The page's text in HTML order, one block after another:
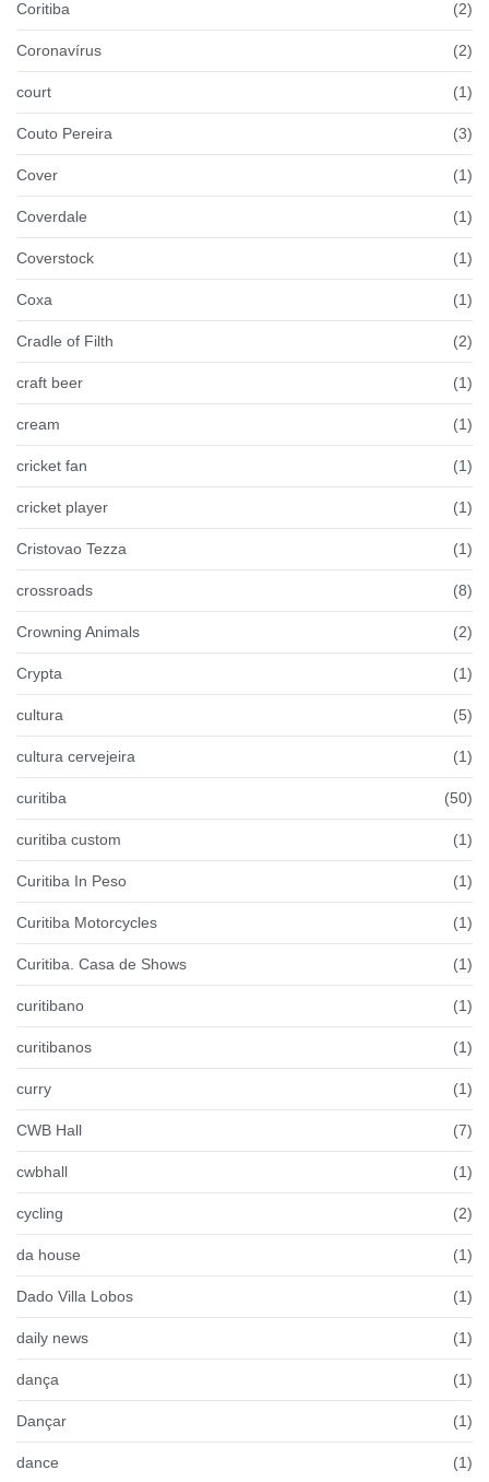
Coritiba (2)
Coronavírus (2)
court (1)
Couto Pereira (3)
Cover (1)
Coverdale (1)
Coverstock (1)
Coxa (1)
Cradle of Filth (2)
craft beer (1)
cream (1)
cricket fan (1)
cricket player (1)
Cristovao Tezza (1)
crossroads (8)
Crowning Animals (2)
Crypta (1)
cultura (5)
cultura cervejeira (1)
curitiba (50)
curitiba custom (1)
Curitiba In Peso (1)
Curitiba Motorcycles (1)
Curitiba. Casa de Shows (1)
curitibano (1)
curitibanos (1)
curry (1)
CWB Hall (7)
cwbhall (1)
cycling (2)
da house (1)
Dado Villa Lobos (1)
daily news (1)
dança (1)
Dançar (1)
dance (1)